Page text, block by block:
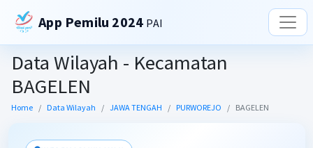
App Pemilu 2024 PAI
Data Wilayah - Kecamatan
BAGELEN
Home Data Wilayah JAWA TENGAH PURWOREJO BAGELEN